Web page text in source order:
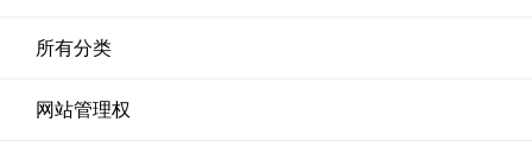
所有分类
网站管理权